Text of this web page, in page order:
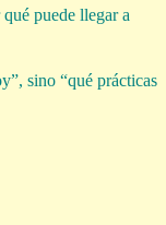
puede llegar a
sino “qué prácticas